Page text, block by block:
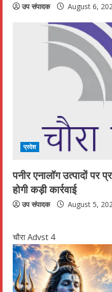
उप संपादक August 6,
प्रदेश
पनीर एनालॉग उत्पादों पर
होगी कड़ी कार्रवाई
उप संपादक August 5,
चौरा Advst 4